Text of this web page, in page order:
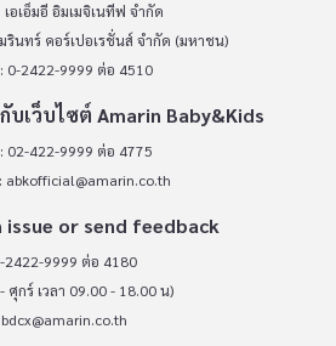
อเอ็มอี อิมเมจิเนทีฟ จำกัด
รินทร์ คอร์เปอเรชั่นส์ จำกัด (มหาชน)
0-2422-9999 ต่อ 4510
เว็บไซต์ Amarin Baby&Kids
02-422-9999 ต่อ 4775
abkofficial@amarin.co.th
issue or send feedback
2422-9999 ต่อ 4180
ศุกร์ เวลา 09.00 - 18.00 น)
bdcx@amarin.co.th